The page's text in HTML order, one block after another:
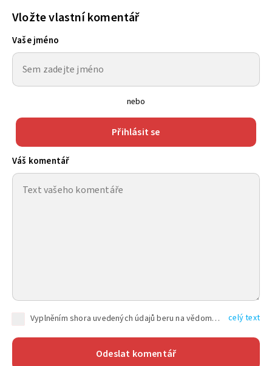
Vložte vlastní komentář
Vaše jméno
nebo
Přihlásit se
Váš komentář
Vyplněním shora uvedených údajů beru na vědomí, že společnost TEXT FACTORY s.r.o., sídlem Brno, Durďákova 336/29, Černá Pole, PSČ: 613 00, IČ: 06157831, zapsané u Krajského soudu v Brně, oddíl C, vložka 100399, bude zpracovávat mé osobní údaje uvedené v rámci mnou vyplněného registračního formuláře na základě oprávněných zájmů TEXT FACTORY s.r.o. dle čl. 6 odst. 1 písm. f) GDPR a pro splnění právních povinností (čl. 6 odst. 1 písm. c) GDPR), a to pro tyto účely: nezbytnost zajistit oprávnění návštěvníka webových stránek provozovaných společností TEXT FACTORY s.r.o. přispívat aktivně ke zveřejněným článkům nebo v rámci diskusních fór a výkon práv TEXT FACTORY s.r.o. jako administrátora těchto diskusních fór. Více informací o zpracování osobních údajů a právech lze nalézt v celý text